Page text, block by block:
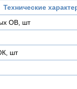
Технические
ОВ, шт
шт